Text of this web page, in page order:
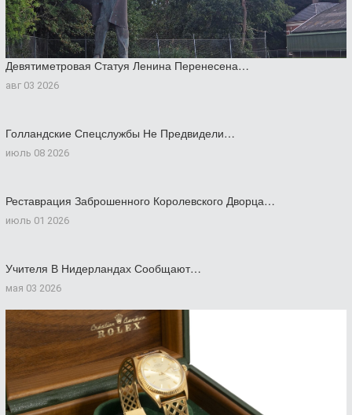
Девятиметровая Статуя Ленина Перенесена…
авг 03 2026
Голландские Спецслужбы Не Предвидели…
июль 08 2026
Реставрация Заброшенного Королевского Дворца…
июль 01 2026
Учителя В Нидерландах Сообщают…
мая 03 2026